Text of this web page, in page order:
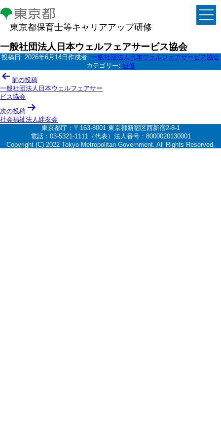
東京都保育士等キャリアアップ研修
一般社団法人日本ウェルフェアサービス協会
投稿日: 2026年6月14日 作成者: 一般社団法人日本ウェルフェアサービス協会
カテゴリー: 研修
投
稿
ナ
ビ
ゲ
ー
前の投稿
一般社団法人日本ウェルフェアサー
ビス協会
次の投稿
社会福祉法人絆友会
東京都庁：〒163-8001 東京都新宿区西新宿2-8-1
電話：03-5321-1111（代表）法人番号：8000020130001
Copyright (C) 2022 Tokyo Metropolitan Government. All Rights Reserved.